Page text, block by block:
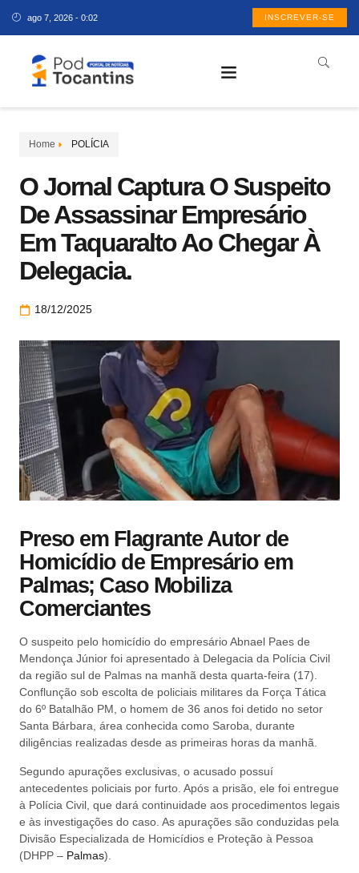
ago 7, 2026 - 0:02 INSCREVER-SE
Home POLÍCIA
O Jornal Captura O Suspeito
De Assassinar Empresário
Em Taquaralto Ao Chegar À
Delegacia.
18/12/2025
Preso em Flagrante Autor de
Homicídio de Empresário em
Palmas; Caso Mobiliza
Comerciantes
O suspeito pelo homicídio do empresário Abnael Paes de
Mendonça Júnior foi apresentado à Delegacia da Polícia Civil
da região sul de Palmas na manhã desta quarta-feira (17).
Conflunção sob escolta de policiais militares da Força Tática
do 6º Batalhão PM, o homem de 36 anos foi detido no setor
Santa Bárbara, área conhecida como Saroba, durante
diligências realizadas desde as primeiras horas da manhã.
Segundo apurações exclusivas, o acusado possuí
antecedentes policiais por furto. Após a prisão, ele foi entregue
à Polícia Civil, que dará continuidade aos procedimentos legais
e às investigações do caso. As apurações são conduzidas pela
Divisão Especializada de Homicídios e Proteção à Pessoa
(DHPP – Palmas).